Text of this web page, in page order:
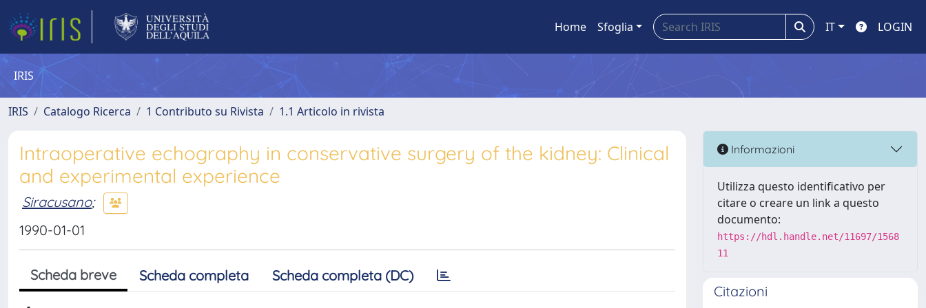
Home Sfoglia IT LOGIN
IRIS
IRIS Catalogo Ricerca 1 Contributo su Rivista 1.1 Articolo in rivista
Intraoperative echography in conservative surgery of the kidney: Clinical
and experimental experience
Siracusano;
1990-01-01
Scheda breve Scheda completa Scheda completa (DC)
Informazioni
Utilizza questo identificativo per
citare o creare un link a questo
documento:
https://hdl.handle.net/11697/1568
11
Citazioni